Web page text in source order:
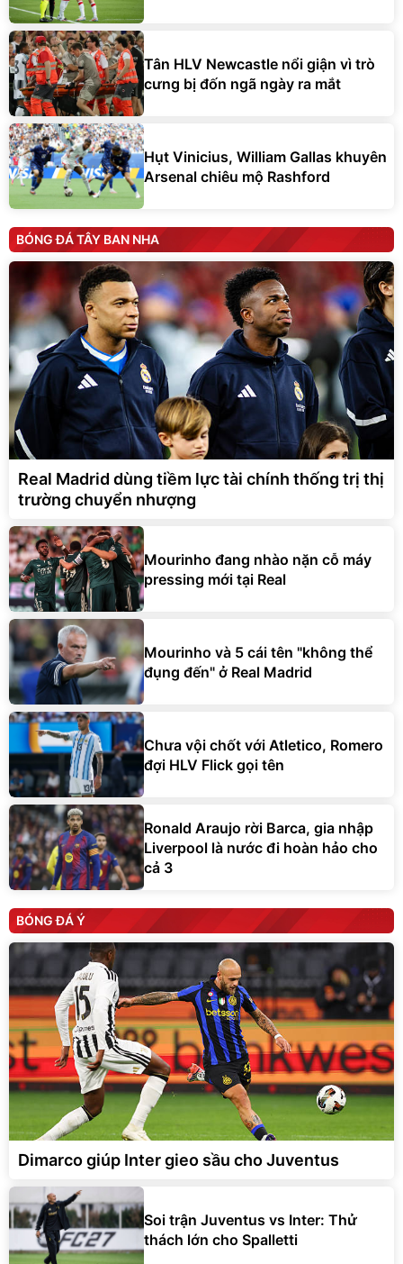
Tân HLV Newcastle nổi giận vì trò
cưng bị đốn ngã ngày ra mắt
Hụt Vinicius, William Gallas khuyên
Arsenal chiêu mộ Rashford
BÓNG ĐÁ TÂY BAN NHA
Real Madrid dùng tiềm lực tài chính thống trị thị
trường chuyển nhượng
Mourinho đang nhào nặn cỗ máy
pressing mới tại Real
Mourinho và 5 cái tên "không thể
đụng đến" ở Real Madrid
Chưa vội chốt với Atletico, Romero
đợi HLV Flick gọi tên
Ronald Araujo rời Barca, gia nhập
Liverpool là nước đi hoàn hảo cho
cả 3
BÓNG ĐÁ Ý
Dimarco giúp Inter gieo sầu cho Juventus
Soi trận Juventus vs Inter: Thử
thách lớn cho Spalletti